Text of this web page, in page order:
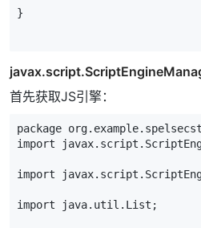
}
首先获取JS引擎：
package org. example.
import
javax. script .
import javax. script .
import java. util . List ;